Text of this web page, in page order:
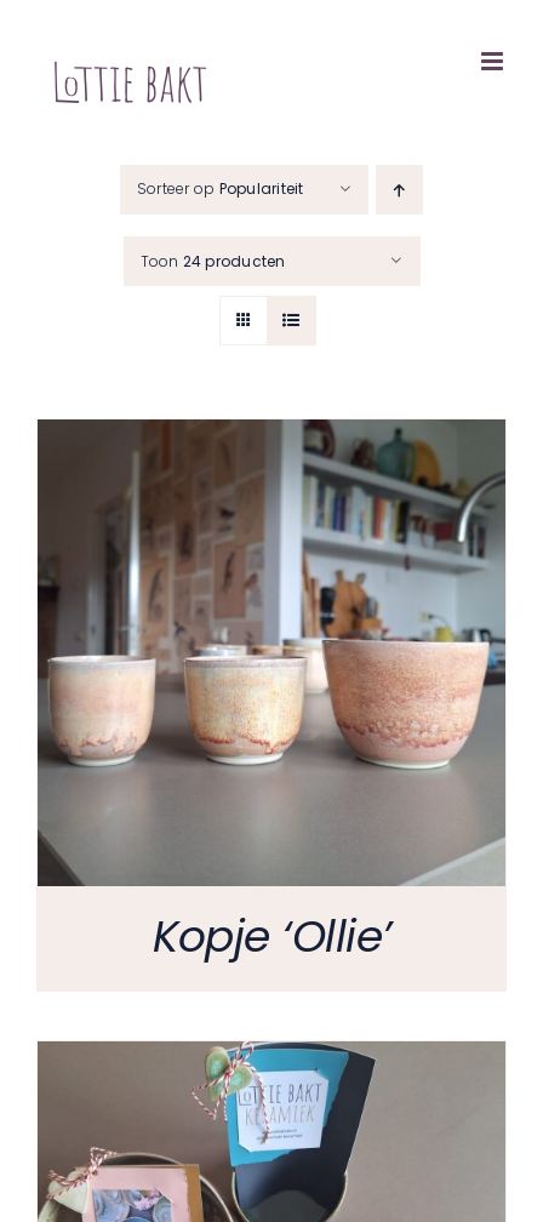
inhoud
Sorteer op Populariteit
Toon 24 producten
Kopje ‘Ollie’